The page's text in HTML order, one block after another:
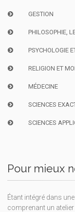
GESTION
PHILOSOPHIE,
PSYCHOLOGIE
RELIGION ET
MÉDECINE
SCIENCES
SCIENCES
Pour mieux
Étant intégré dans
comprenant un